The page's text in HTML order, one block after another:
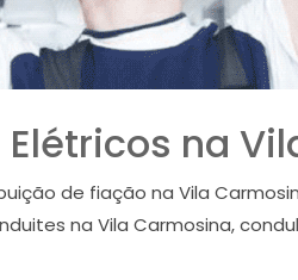
na
de fiação na Vila
na Vila Carmosina,